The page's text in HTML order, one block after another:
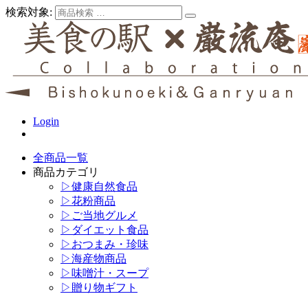
検索対象:
Login
全商品一覧
商品カテゴリ
▷健康自然食品
▷花粉商品
▷ご当地グルメ
▷ダイエット食品
▷おつまみ・珍味
▷海産物商品
▷味噌汁・スープ
▷贈り物ギフト